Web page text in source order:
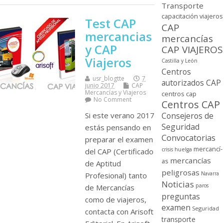
Test CAP
mercancias
y CAP
Viajeros
usr_blogtte
7
junio 2017
CAP
Mercancí­as y Viajeros
No Comment
Si este verano 2017
estás pensando en
preparar el examen
del CAP (Certificado
de Aptitud
Profesional) tanto
de Mercancí­as
como de viajeros,
contacta con Arisoft
Transporte
capacitación viajeros
CAP
mercancí­as
CAP VIAJEROS
Castilla y León
Centros
autorizados CAP
centros cap
Centros CAP
Consejeros de
Seguridad
Convocatorias
crisis huelga mercancí­
as mercancí­as
peligrosas Navarra
Noticias paros
preguntas
examen Seguridad
transporte